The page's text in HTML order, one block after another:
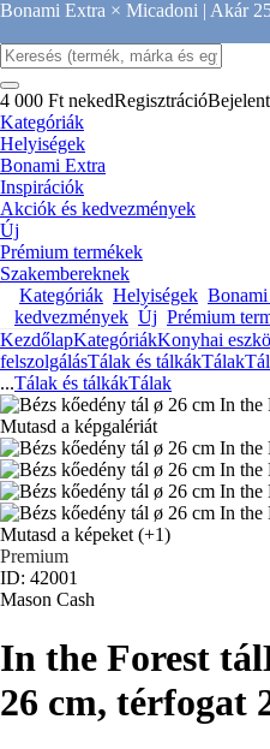
Bonami Extra × Micadoni | Akár
4 000 Ft nekedRegisztráció
Kategóriák
Helyiségek
Bonami Extra
Inspirációk
Akciók és kedvezmények
Új
Prémium termékek
Szakembereknek
Kategóriák Helyiségek
kedvezmények Új Prémium
KezdőlapKategóriákKonyhai
felszolgálásTálak és tálkákTálak
...Tálak és tálkákTálak
Mutasd a képgalériát
Mutasd a képeket (+1)
Premium
ID: 42001
Mason Cash
In the Forest tál
26 cm, térfogat